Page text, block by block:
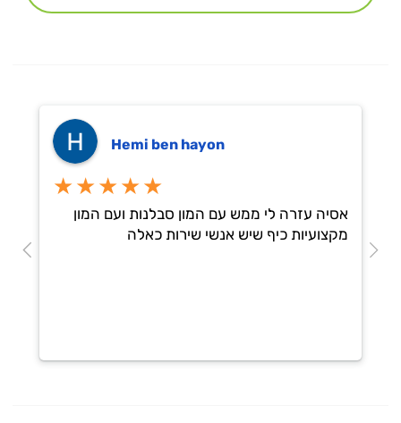
Hemi ben hayon
★★★★★
אסיה עזרה לי ממש עם המון סבלנות ועם המון
מקצועיות כיף שיש אנשי שירות כאלה